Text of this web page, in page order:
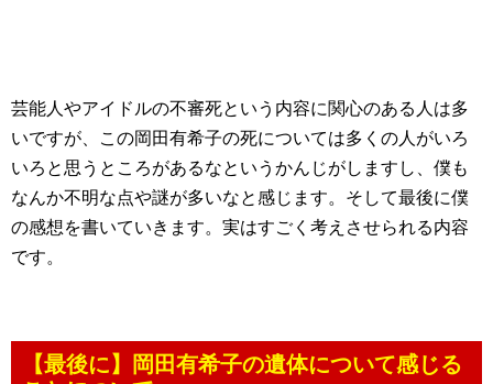
芸能人やアイドルの不審死という内容に関心のある人は多
いですが、この岡田有希子の死については多くの人がいろ
いろと思うところがあるなというかんじがしますし、僕も
なんか不明な点や謎が多いなと感じます。そして最後に僕
の感想を書いていきます。実はすごく考えさせられる内容
です。
【最後に】岡田有希子の遺体について感じる